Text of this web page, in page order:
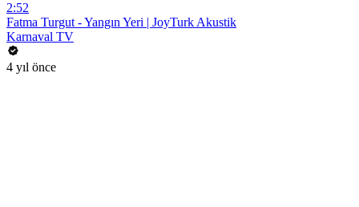
2:52
Fatma Turgut - Yangın Yeri | JoyTurk Akustik
Karnaval TV
4 yıl önce